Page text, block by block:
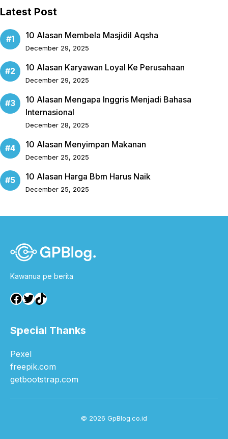
Latest Post
10 Alasan Membela Masjidil Aqsha
December 29, 2025
10 Alasan Karyawan Loyal Ke Perusahaan
December 29, 2025
10 Alasan Mengapa Inggris Menjadi Bahasa
Internasional
December 28, 2025
10 Alasan Menyimpan Makanan
December 25, 2025
10 Alasan Harga Bbm Harus Naik
December 25, 2025
Kawanua pe berita
Facebook
Twitter
TikTok
Special Thanks
Pexel
freepik.com
getbootstrap.com
© 2026 GpBlog.co.id